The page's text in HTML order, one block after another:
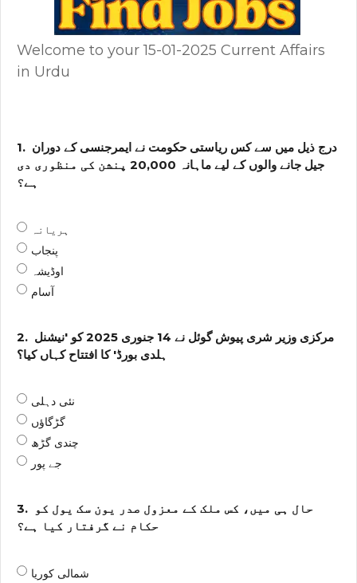
Welcome to your 15-01-2025 Current Affairs
in Urdu
1. درج ذیل میں سے کس ریاستی حکومت نے ایمرجنسی کے دوران
جیل جانے والوں کے لیے ماہانہ ₹20,000 پنشن کی منظوری دی
ہے؟
ہریانہ
پنجاب
اوڈیشہ
آسام
2. مرکزی وزیر شری پیوش گوئل نے 14 جنوری 2025 کو 'نیشنل
ہلدی بورڈ' کا افتتاح کہاں کیا؟
نئی دہلی
گڑگاؤں
چندی گڑھ
جے پور
3. حال ہی میں، کس ملک کے معزول صدر یون سک یول کو
حکام نے گرفتار کیا ہے؟
شمالی کوریا